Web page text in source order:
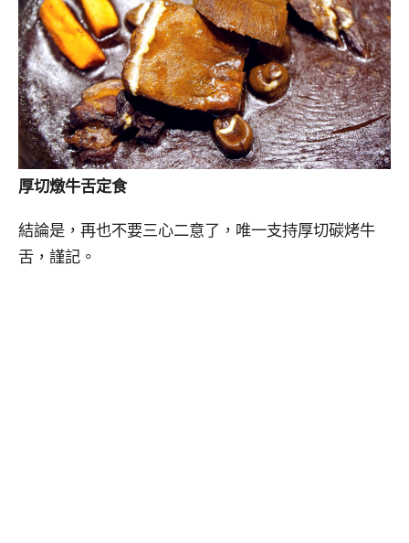
厚切燉牛舌定食
結論是，再也不要三心二意了，唯一支持厚切碳烤牛
舌，謹記。